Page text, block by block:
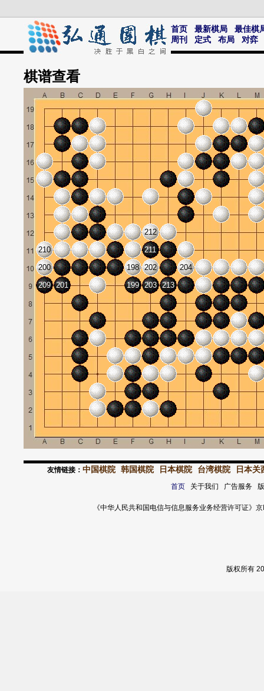
首页 最新棋局
最佳棋
周刊
定式 布局 对弈
棋谱查看
198
199
200
201
202
203
204
209
210 211
212
213
友情链接： 中国棋院 韩国棋院 日本棋院 台湾棋院 日本关
首页关于我们 广告服务
《中华人民共和国电信与信息服务业务经营许可证
版权所有